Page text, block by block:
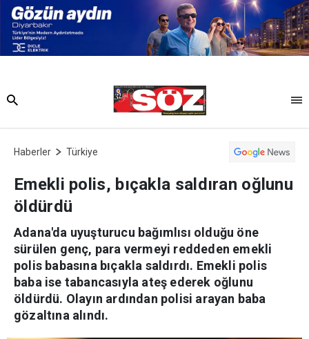
Haberler Türkiye
Emekli polis, bıçakla saldıran oğlunu
öldürdü
Adana'da uyuşturucu bağımlısı olduğu öne
sürülen genç, para vermeyi reddeden emekli
polis babasına bıçakla saldırdı. Emekli polis
baba ise tabancasıyla ateş ederek oğlunu
öldürdü. Olayın ardından polisi arayan baba
gözaltına alındı.